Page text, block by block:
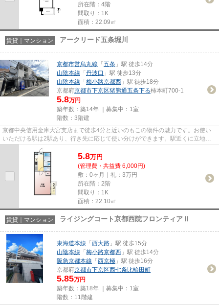
所在階：4階
間取り：1K
面積：22.09㎡
賃貸｜マンション アークリード五条堀川
京都市営烏丸線 「 五条 」駅 徒歩14分
山陰本線 「 丹波口 」駅 徒歩13分
山陰本線 「 梅小路京都西 」駅 徒歩18分
京都府京都市下京区猪熊通五条下る柿本町700-1
5.8万円
築年数：築14年 ｜募集中： 1室
階数：3階建
京都中央信用金庫大宮支店まで徒歩4分と近いのもこの物件の魅力です。お使い
いただける駅は2駅あり、行き先に応じて使い分けができます。駅近くに立地す
る物件で、徒歩14分程でアクセ...
5.8万円
(管理費・共益費 6,000円)
敷：0ヶ月｜礼：3万円
所在階：2階
間取り：1K
面積：22.10㎡
賃貸｜マンション ライジングコート京都西院フロンティアⅡ
東海道本線 「 西大路 」駅 徒歩15分
山陰本線 「 梅小路京都西 」駅 徒歩14分
阪急京都本線 「 西京極 」駅 徒歩16分
京都府京都市下京区西七条比輪田町
5.85万円
築年数：築18年 ｜募集中： 1室
階数：11階建